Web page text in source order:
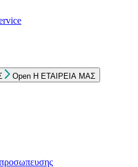
Open Η ΕΤΑΙΡΕΙΑ ΜΑΣ